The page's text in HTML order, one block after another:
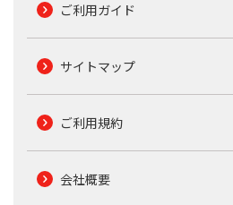
ご利用ガイド
サイトマップ
ご利用規約
会社概要